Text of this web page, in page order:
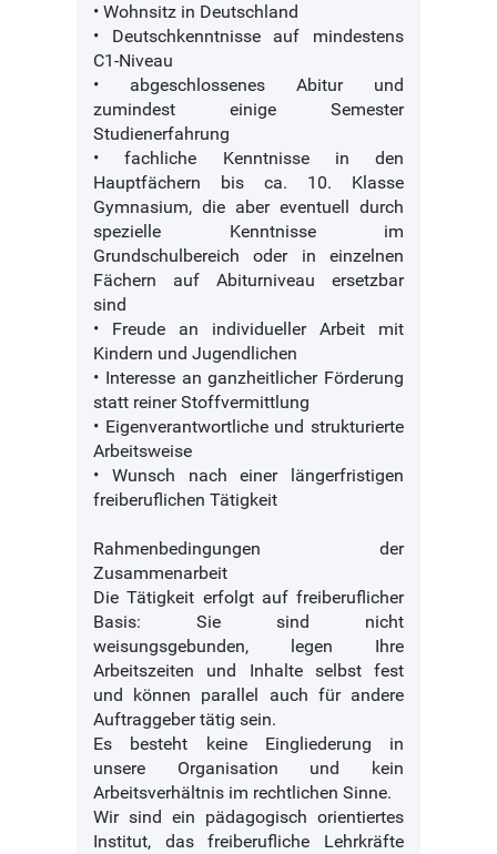
• Wohnsitz in Deutschland
• Deutschkenntnisse auf mindestens
C1-Niveau
• abgeschlossenes Abitur und
zumindest einige Semester
Studienerfahrung
• fachliche Kenntnisse in den
Hauptfächern bis ca. 10. Klasse
Gymnasium, die aber eventuell durch
spezielle Kenntnisse im
Grundschulbereich oder in einzelnen
Fächern auf Abiturniveau ersetzbar
sind
• Freude an individueller Arbeit mit
Kindern und Jugendlichen
• Interesse an ganzheitlicher Förderung
statt reiner Stoffvermittlung
• Eigenverantwortliche und strukturierte
Arbeitsweise
• Wunsch nach einer längerfristigen
freiberuflichen Tätigkeit
Rahmenbedingungen der
Zusammenarbeit
Die Tätigkeit erfolgt auf freiberuflicher
Basis: Sie sind nicht
weisungsgebunden, legen Ihre
Arbeitszeiten und Inhalte selbst fest
und können parallel auch für andere
Auftraggeber tätig sein.
Es besteht keine Eingliederung in
unsere Organisation und kein
Arbeitsverhältnis im rechtlichen Sinne.
Wir sind ein pädagogisch orientiertes
Institut, das freiberufliche Lehrkräfte